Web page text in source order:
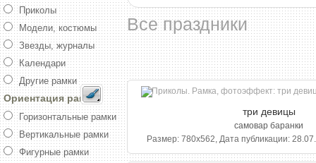
Приколы
Модели, костюмы
Звезды, журналы
Календари
Другие рамки
Ориентация рамки
Горизонтальные рамки
Вертикальные рамки
Фигурные рамки
Все праздники
три девицы
самовар баранки
Размер: 780x562, Дата публикации: